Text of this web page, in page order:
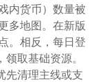
内货币）数量被
多地图。在新版
。相反，每日登
取基础资源。
先清理主线或支